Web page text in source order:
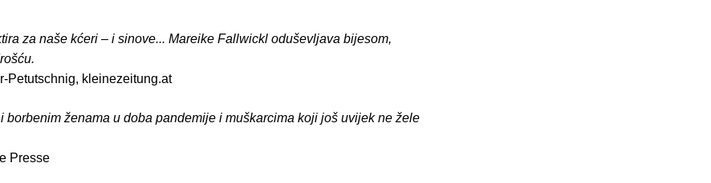
za naše kćeri – i sinove... Mareike Fallwickl oduševljava bijesom,
Petutschnig, kleinezeitung.at
borbenim ženama u doba pandemije i muškarcima koji još uvijek ne žele
Presse